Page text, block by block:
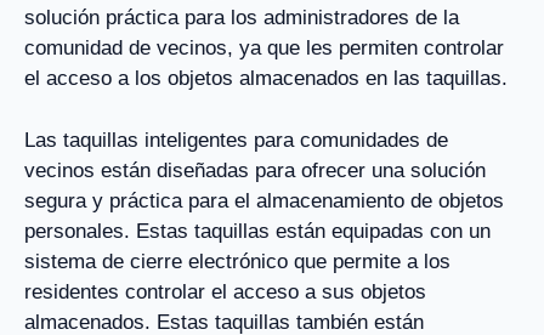
solución práctica para los administradores de la
comunidad de vecinos, ya que les permiten controlar
el acceso a los objetos almacenados en las taquillas.
Las taquillas inteligentes para comunidades de
vecinos están diseñadas para ofrecer una solución
segura y práctica para el almacenamiento de objetos
personales. Estas taquillas están equipadas con un
sistema de cierre electrónico que permite a los
residentes controlar el acceso a sus objetos
almacenados. Estas taquillas también están